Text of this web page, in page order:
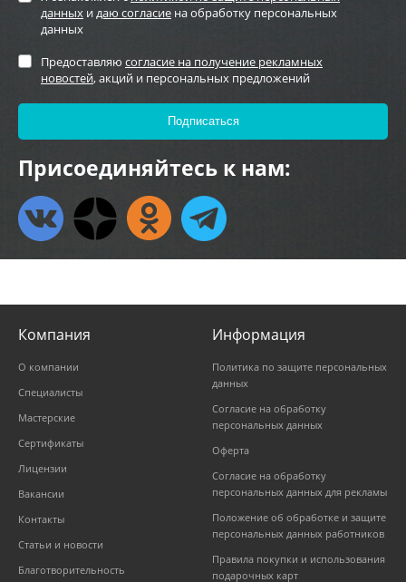
данных идаю согласие на обработку персональных
данных
Предоставляю согласие на получение рекламных
новостей, акций и персональных предложений
Присоединяйтесь к нам:
Компания
О компании
Специалисты
Мастерские
Сертификаты
Лицензии
Вакансии
Контакты
Статьи и новости
Благотворительность
Информация
Политика по защите персональных
данных
Согласие на обработку
персональных данных
Оферта
Согласие на обработку
персональных данных для рекламы
Положение об обработке и защите
персональных данных работников
Правила покупки и использования
подарочных карт